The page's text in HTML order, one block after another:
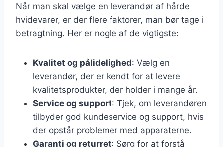
Når man skal vælge en leverandør af hårde
hvidevarer, er der flere faktorer, man bør tage i
betragtning. Her er nogle af de vigtigste:
Kvalitet og pålidelighed: Vælg en
leverandør, der er kendt for at levere
kvalitetsprodukter, der holder i mange år.
Service og support: Tjek, om leverandøren
tilbyder god kundeservice og support, hvis
der opstår problemer med apparaterne.
Garanti og returret: Sørg for at forstå